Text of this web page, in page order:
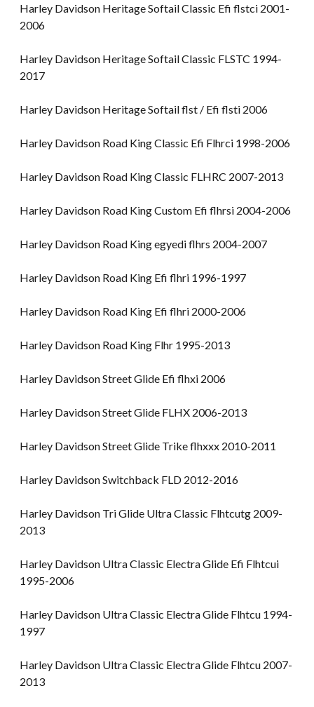
Harley Davidson Heritage Softail Classic Efi flstci 2001-
2006
Harley Davidson Heritage Softail Classic FLSTC 1994-
2017
Harley Davidson Heritage Softail flst / Efi flsti 2006
Harley Davidson Road King Classic Efi Flhrci 1998-2006
Harley Davidson Road King Classic FLHRC 2007-2013
Harley Davidson Road King Custom Efi flhrsi 2004-2006
Harley Davidson Road King egyedi flhrs 2004-2007
Harley Davidson Road King Efi flhri 1996-1997
Harley Davidson Road King Efi flhri 2000-2006
Harley Davidson Road King Flhr 1995-2013
Harley Davidson Street Glide Efi flhxi 2006
Harley Davidson Street Glide FLHX 2006-2013
Harley Davidson Street Glide Trike flhxxx 2010-2011
Harley Davidson Switchback FLD 2012-2016
Harley Davidson Tri Glide Ultra Classic Flhtcutg 2009-
2013
Harley Davidson Ultra Classic Electra Glide Efi Flhtcui
1995-2006
Harley Davidson Ultra Classic Electra Glide Flhtcu 1994-
1997
Harley Davidson Ultra Classic Electra Glide Flhtcu 2007-
2013